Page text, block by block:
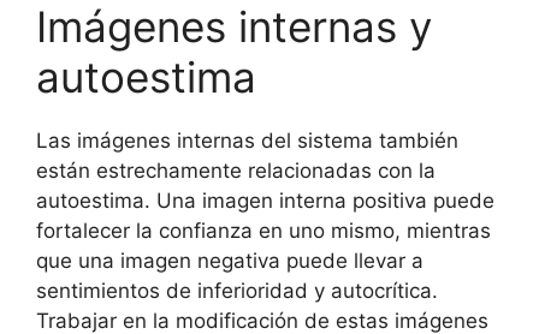
Imágenes internas y
autoestima
Las imágenes internas del sistema también
están estrechamente relacionadas con la
autoestima. Una imagen interna positiva puede
fortalecer la confianza en uno mismo, mientras
que una imagen negativa puede llevar a
sentimientos de inferioridad y autocrítica.
Trabajar en la modificación de estas imágenes